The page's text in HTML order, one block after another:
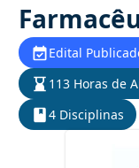
Edital
113 Horas de
4 Disciplinas